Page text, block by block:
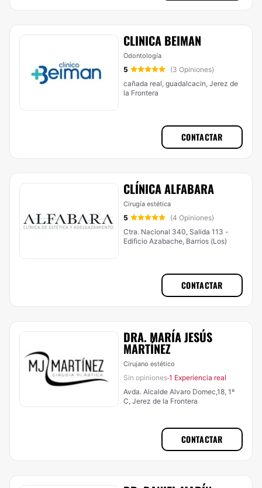
CLINICA BEIMAN
Odontología
5
(3 Opiniones)
cañada real, guadalcacin, Jerez de
la Frontera
CONTACTAR
CLÍNICA ALFABARA
Cirugía estética
5
(4 Opiniones)
Ctra. Nacional 340, Salida 113 -
Edificio Azabache, Barrios (Los)
CONTACTAR
DRA. MARÍA JESÚS
MARTÍNEZ
Cirujano estético
Sin opiniones·1 Experiencia real
Avda. Alcalde Alvaro Domec,18, 1º
C, Jerez de la Frontera
CONTACTAR